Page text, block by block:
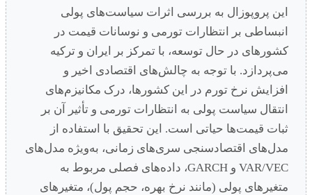
این پروپوزال به بررسی اثرات سیاست‌های پولی
انبساطی بر انتظارات تورمی و نوسانات قیمت در
کشورهای در حال توسعه، با تمرکز بر ایران و ترکیه
می‌پردازد. با توجه به چالش‌های اقتصادی اخیر و
افزایش نرخ تورم در این کشورها، درک مکانیزم‌های
انتقال سیاست پولی به انتظارات تورمی و تأثیر آن بر
ثبات قیمت‌ها حیاتی است. این تحقیق با استفاده از
مدل‌های اقتصادسنجی سری‌های زمانی، به‌ویژه مدل‌های
VAR/VEC و GARCH، داده‌های فصلی مربوط به
متغیرهای پولی (مانند نرخ بهره، حجم پول)، متغیرهای